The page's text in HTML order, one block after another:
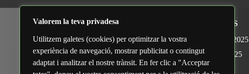
Valorem la teva privadesa
Utilitzem galetes (cookies) per optimitzar la vostra
experiència de navegació, mostrar publicitat o contingut
adaptat i analitzar el nostre trànsit. En fer clic a "Acceptar
Araceli Saldaña Martinez
SMX — Institut Castellbisbal
ara.saldna.ma@gmail.com
Archives
desembre 2025
octubre 2025